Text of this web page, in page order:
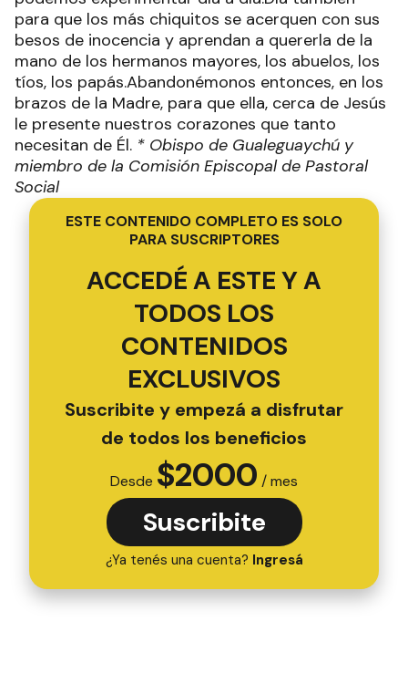
para que los más chiquitos se acerquen con sus
besos de inocencia y aprendan a quererla de la
mano de los hermanos mayores, los abuelos, los
tíos, los papás.Abandonémonos entonces, en los
brazos de la Madre, para que ella, cerca de Jesús
le presente nuestros corazones que tanto
necesitan de Él. * Obispo de Gualeguaychú y
miembro de la Comisión Episcopal de Pastoral
Social
ESTE CONTENIDO COMPLETO ES SOLO
PARA SUSCRIPTORES
ACCEDÉ A ESTE Y A
TODOS LOS
CONTENIDOS
EXCLUSIVOS
Suscribite y empezá a disfrutar
de todos los beneficios
Desde $2000 / mes
Suscribite
¿Ya tenés una cuenta? Ingresá